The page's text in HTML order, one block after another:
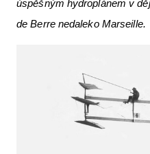
úspěšným hydroplánem v
de Berre nedaleko Marseille.
Série &
Aktuální
VFR